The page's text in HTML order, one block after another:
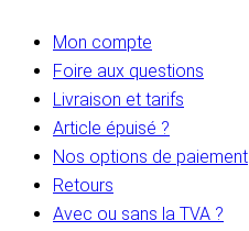
Mon compte
Foire aux questions
Livraison et tarifs
Article épuisé ?
Nos options de paiement
Retours
Avec ou sans la TVA ?